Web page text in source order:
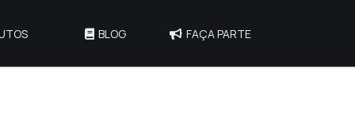
BLOG FAÇA PARTE